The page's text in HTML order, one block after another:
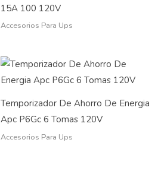
15A 100 120V
Accesorios Para Ups
Temporizador De Ahorro De Energia
Apc P6Gc 6 Tomas 120V
Accesorios Para Ups